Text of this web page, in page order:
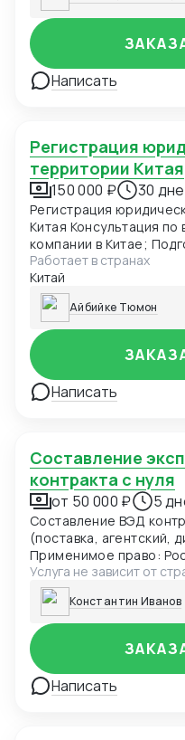
активами Слияния и
углеродных
углеродных активов
сделки Торговля
местные квоты, CCER)
Написать
Регистрация юридического лица на
территории Китая
150 000 ₽ 30
Регистрация
Китая Консультация по вопросам регистрации
компании в Китае;
Учредительный
регистрацию
регистрации
Лицензии Бизнес
Получение оригинала
(Organization Code
Налогового
Получение
иностранной валюты
Работает в странах
Китай
Айбийке Тюмон
Написать
Составление экспортного и импортного
контракта с нуля
от 50 000 ₽ 5
Составление ВЭД
(поставка, агентский,
Применимое право:
Швейцарии Включение в контракт современных
оговорок: переход
заверения и
оплате, санкционная
оптимального суда для
действующего ВЭД
изменения с учетом
заключение по
Услуга не зависит от
Константин Иванов
Написать